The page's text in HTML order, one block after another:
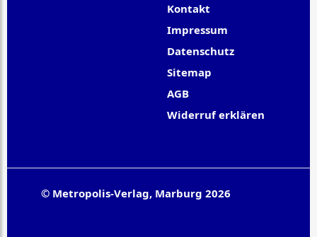
Kontakt
Impressum
Datenschutz
Sitemap
AGB
Widerruf erklären
© Metropolis-Verlag, Marburg 2026